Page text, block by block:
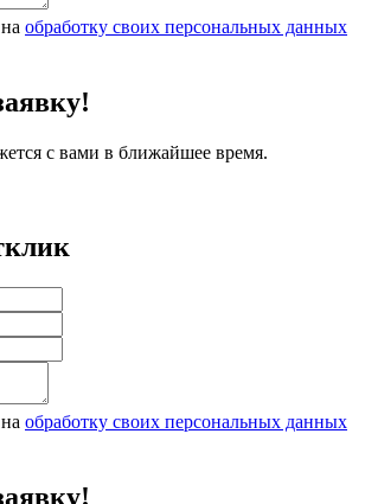
обработку своих персональных данных
с вами в ближайшее время.
обработку своих персональных данных